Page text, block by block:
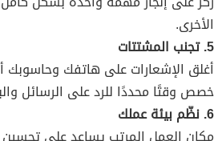
الأخرى.
5. تجنب المشتتات
أغلق الإشعارات على هاتفك وحاسوبك
خصص وقتًا محددًا للرد على الرسائل
6. نظّم بيئة عملك